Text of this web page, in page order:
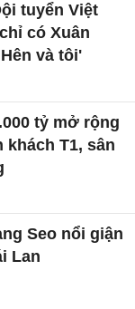
tuyển Việt
có Xuân
và tôi'
tỷ mở rộng
khách T1, sân
Seo nổi giận
Lan